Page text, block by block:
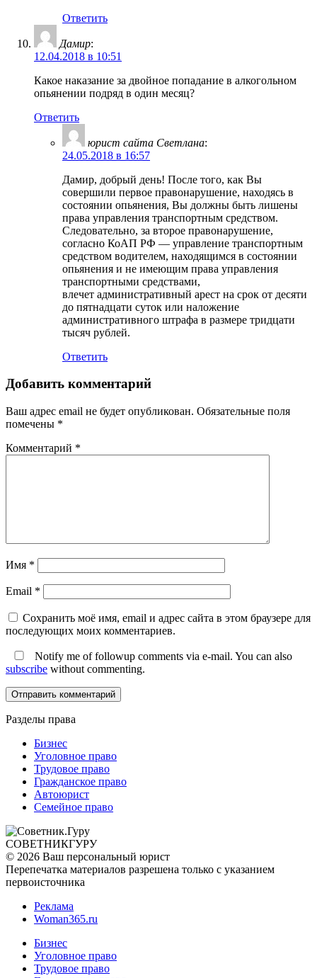
Ответить
Дамир:
12.04.2018 в 10:51
Какое наказание за двойное попадание в алкогольном
опьянении подряд в один месяц?
Ответить
юрист сайта Светлана:
24.05.2018 в 16:57
Дамир, добрый день! После того, как Вы
совершили первое правонарушение, находясь в
состоянии опьянения, Вы должны быть лишены
права управления транспортным средством.
Следовательно, за второе правонарушение,
согласно КоАП РФ — управление транспортным
средством водителем, находящимся в состоянии
опьянения и не имеющим права управления
транспортными средствами,
влечет административный арест на срок от десяти
до пятнадцати суток или наложение
административного штрафа в размере тридцати
тысяч рублей.
Ответить
Добавить комментарий
Ваш адрес email не будет опубликован. Обязательные поля
помечены *
Комментарий *
Имя *
Email *
Сохранить моё имя, email и адрес сайта в этом браузере для
последующих моих комментариев.
Notify me of followup comments via e-mail. You can also
subscribe without commenting.
Разделы права
Бизнес
Уголовное право
Трудовое право
Гражданское право
Автоюрист
Семейное право
СОВЕТНИКГУРУ
© 2026 Ваш персональный юрист
Перепечатка материалов разрешена только с указанием
первоисточника
Реклама
Woman365.ru
Бизнес
Уголовное право
Трудовое право